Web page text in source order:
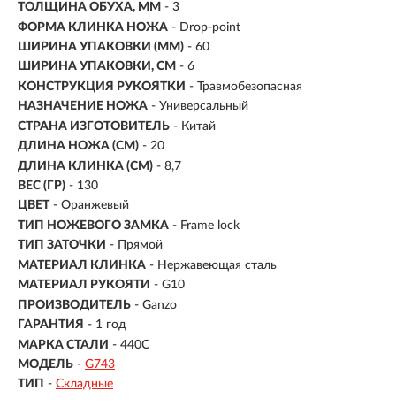
ТОЛЩИНА ОБУХА, ММ - 3
ФОРМА КЛИНКА НОЖА - Drop-point
ШИРИНА УПАКОВКИ (ММ) - 60
ШИРИНА УПАКОВКИ, СМ - 6
КОНСТРУКЦИЯ РУКОЯТКИ - Травмобезопасная
НАЗНАЧЕНИЕ НОЖА - Универсальный
СТРАНА ИЗГОТОВИТЕЛЬ - Китай
ДЛИНА НОЖА (СМ) - 20
ДЛИНА КЛИНКА (СМ) - 8,7
ВЕС (ГР) - 130
ЦВЕТ - Оранжевый
ТИП НОЖЕВОГО ЗАМКА - Frame lock
ТИП ЗАТОЧКИ - Прямой
МАТЕРИАЛ КЛИНКА - Нержавеющая сталь
МАТЕРИАЛ РУКОЯТИ - G10
ПРОИЗВОДИТЕЛЬ - Ganzo
ГАРАНТИЯ - 1 год
МАРКА СТАЛИ - 440С
МОДЕЛЬ - G743
ТИП - Складные